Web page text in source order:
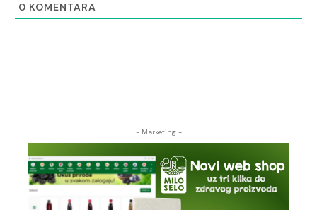
0 KOMENTARA
- Marketing -